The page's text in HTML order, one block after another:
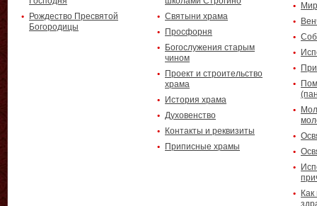
Рождество Пресвятой
Богородицы
Святыни храма
Просфорня
Богослужения старым
чином
Проект и строительство
храма
История храма
Духовенство
Контакты и реквизиты
Приписные храмы